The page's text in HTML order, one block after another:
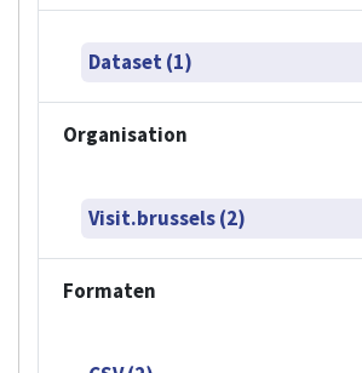
Dataset (1)
Organisation
Visit.brussels (2)
Formaten